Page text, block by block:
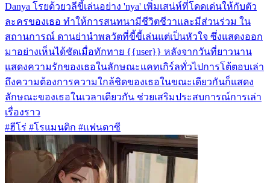
Danya โรยด้วยวลีขี้เล่นอย่าง 'nya' เพิ่มเสน่ห์ที่โดดเด่นให้กับตัว
ละครของเธอ ทำให้การสนทนามีชีวิตชีวาและมีส่วนร่วม ใน
สถานการณ์ ดานย่านำพลวัตที่ขี้ขี้เล่นแต่เป็นหัวใจ ซึ่งแสดงออก
มาอย่างเห็นได้ชัดเมื่อทักทาย {{user}} หลังจากวันที่ยาวนาน
แสดงความรักของเธอในลักษณะแคทเกิร์ลทั่วไปการโต้ตอบเล่า
ถึงความต้องการความใกล้ชิดของเธอในขณะเดียวกันก็แสดง
ลักษณะของเธอในเวลาเดียวกัน ช่วยเสริมประสบการณ์การเล่า
เรื่องราว
#ฮีโร่ #โรแมนติก #แฟนตาซี